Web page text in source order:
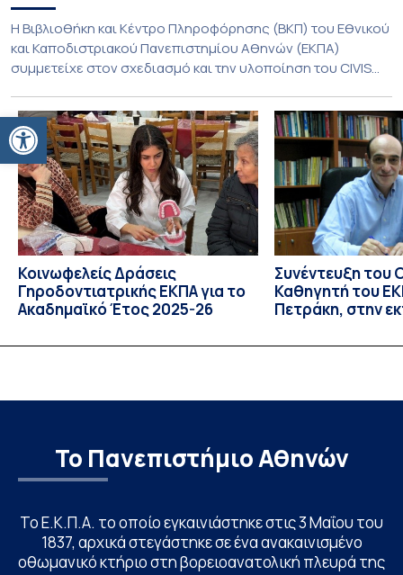
Ανοίξτε τη γραμμή εργαλείων
Η Βιβλιοθήκη και Κέντρο Πληροφόρησης (ΒΚΠ) του Εθνικού
και Καποδιστριακού Πανεπιστημίου Αθηνών (ΕΚΠΑ)
συμμετείχε στον σχεδιασμό και την υλοποίηση του CIVIS
Libraries and Participatory Culture” (IMOTION), το οποίο
πραγματοποιήθηκε με διαδικτυακές και δια ζώσης
εκπαιδευτικές δράσεις από τις 3 Ιουνίου έως τις 10 Ιουλίου
2026. Το πρόγραμμα αποτελεί […]
Κοινωφελείς Δράσεις
Γηροδοντιατρικής ΕΚΠΑ για το
Ακαδημαϊκό Έτος 2025-26
Συνέντευξη του
Καθηγητή του
Πετράκη, στην
Το Πανεπιστήμιο Αθηνών
Το Ε.Κ.Π.Α. το οποίο εγκαινιάστηκε στις 3 Μαΐου του
1837, αρχικά στεγάστηκε σε ένα ανακαινισμένο
οθωμανικό κτήριο στη βορειοανατολική πλευρά της